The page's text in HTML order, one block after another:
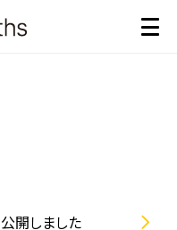
開しました